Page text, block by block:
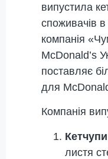
випустила
споживачів
компанія
McDonald’s
поставляє
для
Компанія
Кетчупи
листя